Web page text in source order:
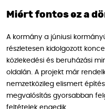
Miért fontos ez a
A kormány a júniusi
részletesen kidolgozott
közlekedési és beruházási
oldalán. A projekt már
nemzetközileg elismert
megvalósítás gyorsabban
feltételek engedik.